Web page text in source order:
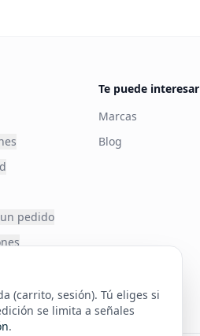
pedido
Te puede interesar
Marcas
Blog
(carrito, sesión). Tú eliges si
se limita a señales
sobre nuestra política de cookies
.